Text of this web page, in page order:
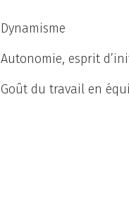
Dynamisme
Autonomie, esprit
Goût du travail en